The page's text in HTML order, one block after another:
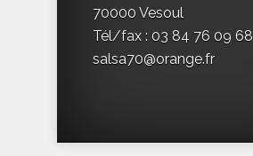
70000 Vesoul
Tél/fax : 03 84 76 09 68
salsa70@orange.fr